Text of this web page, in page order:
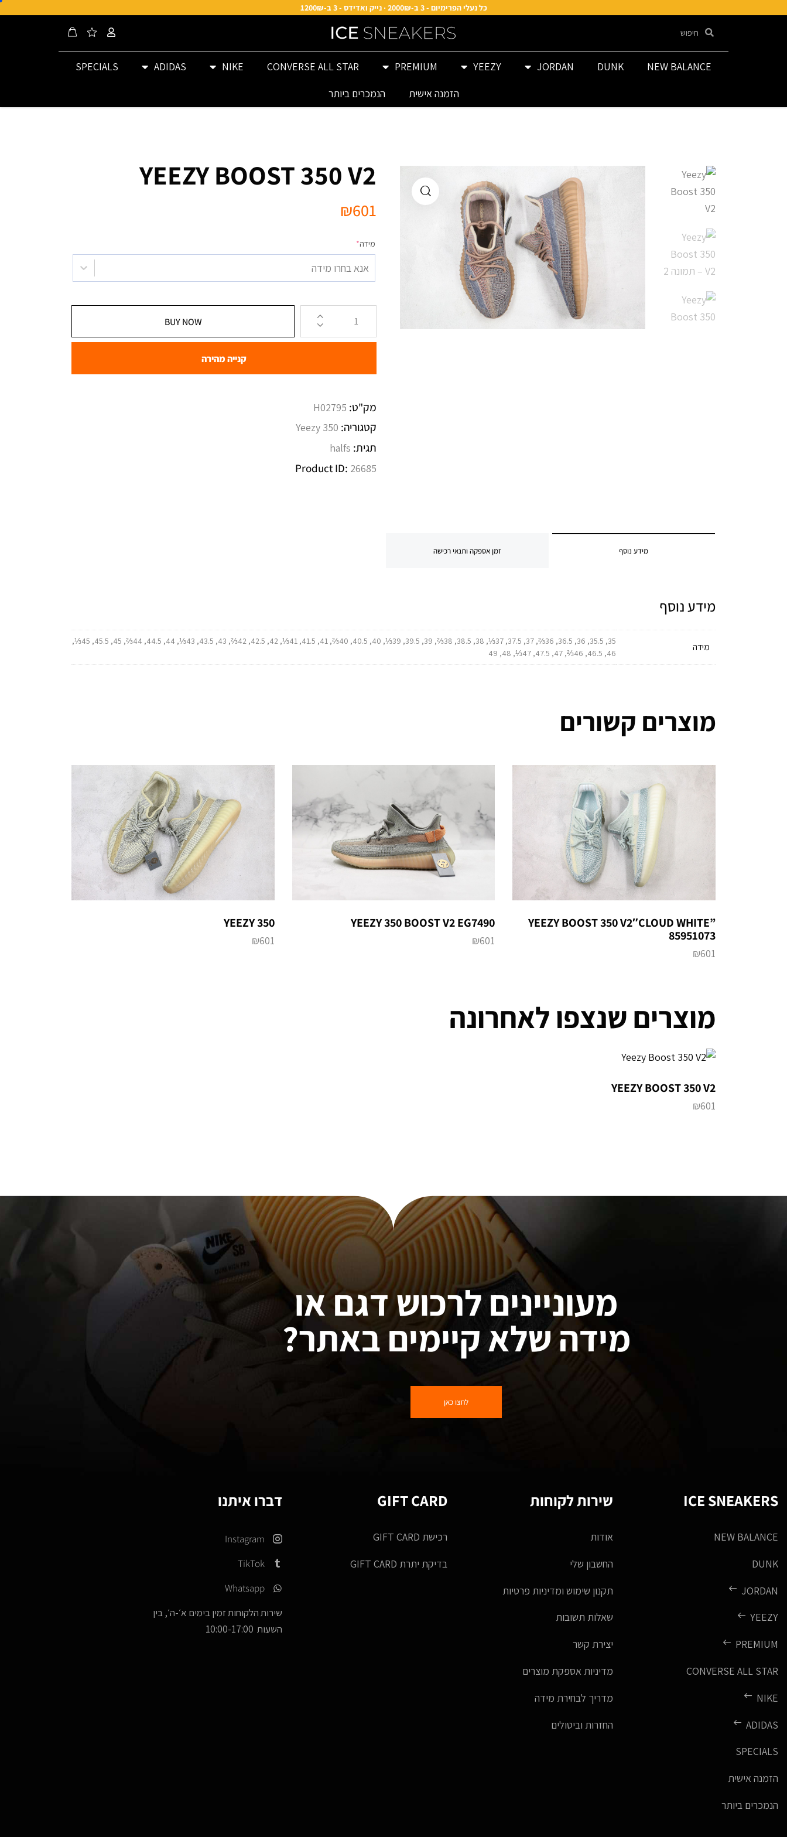
כל נעלי הפרימיום - 3 ב-2000₪ · נייק ואדידס - 3 ב-1200₪
NEW BALANCE
DUNK
JORDAN
YEEZY
PREMIUM
CONVERSE ALL STAR
NIKE
ADIDAS
SPECIALS
הזמנה אישית
הנמכרים ביותר
YEEZY BOOST 350 V2
₪601
מידה*
אנא בחרו מידה
BUY NOW
קנייה מהירה
מק"ט: H02795
קטגוריה: Yeezy 350
תגית: halfs
Product ID: 26685
מידע נוסף זמן אספקה ותנאי רכישה
מידע נוסף
מידה
35, 35.5, 36, 36.5, 36⅔, 37, 37.5, 37⅓, 38, 38.5, 38⅔, 39, 39.5, 39⅓, 40, 40.5, 40⅔, 41, 41.5, 41⅓, 42, 42.5, 42⅔, 43, 43.5, 43⅓, 44, 44.5, 44⅔, 45, 45.5, 45⅓,
46, 46.5, 46⅔, 47, 47.5, 47⅓, 48, 49
מוצרים קשורים
YEEZY BOOST 350 V2″CLOUD WHITE”
85951073
₪601
YEEZY 350 BOOST V2 EG7490
₪601
YEEZY 350
₪601
מוצרים שנצפו לאחרונה
YEEZY BOOST 350 V2
₪601
מעוניינים לרכוש דגם או
מידה שלא קיימים באתר?
לחצו כאן
ICE SNEAKERS
NEW BALANCE
DUNK
JORDAN
YEEZY
PREMIUM
CONVERSE ALL STAR
NIKE
ADIDAS
SPECIALS
הזמנה אישית
הנמכרים ביותר
שירות לקוחות
אודות
החשבון שלי
תקנון שימוש ומדיניות פרטיות
שאלות תשובות
יצירת קשר
מדיניות אספקת מוצרים
מדריך לבחירת מידה
החזרות וביטולים
GIFT CARD
רכישת GIFT CARD
בדיקת יתרת GIFT CARD
דברו איתנו
Instagram
TikTok
Whatsapp
שירות הלקוחות זמין בימים א׳-ה׳, בין
השעות 10:00-17:00